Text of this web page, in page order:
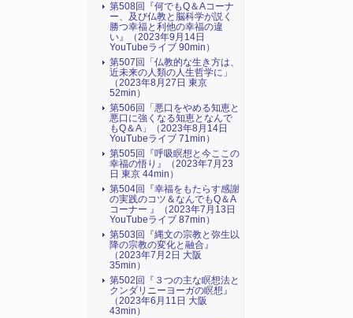
第508回『何でもQ＆Aコーナ
ー、及び仏教と脳科学が説く
勝つ幸福と利他の幸福の違
い』（2023年9月14日
YouTubeライブ 90min）
第507回「仏教的な生き方は、
近未来の人類の人生哲学に」
（2023年8月27日 東京
52min）
第506回「悪口をやめる知恵と
悪口に強くなる知恵となんで
もQ＆A」（2023年8月14日
YouTubeライブ 71min）
第505回『呼吸瞑想と今ここの
幸福の悟り』（2023年7月23
日 東京 44min）
第504回『幸福をもたらす感謝
の実践のコツ＆なんでもQ＆A
コーナー 』（2023年7月13日
YouTubeライブ 87min）
第503回『縄文の宗教と弥生以
降の宗教の変化と融合』
（2023年7月2日 大阪
35min）
第502回『３つの主な瞑想法と
クンダリニーヨーガの瞑想』
（2023年6月11日 大阪
43min）